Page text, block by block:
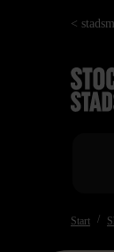
Hoppa
<
Start